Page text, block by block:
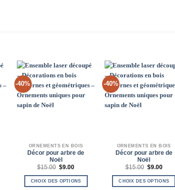
-40%
Add to
Wishlist
ORNEMENTS EN BOIS
Décor pour arbre de
Noël
$15.00 Le
initial
était :
$15.00.
$9.00Le
actuel
est :
$9.00.
CHOIX DES OPTIONS
-40%
Add to
ORNEMENTS EN BOIS
Décor pour arbre de
Noël
$15.00 Le
initial
était :
$15.00.
$9.00Le
est :
CHOIX DES OPTIONS